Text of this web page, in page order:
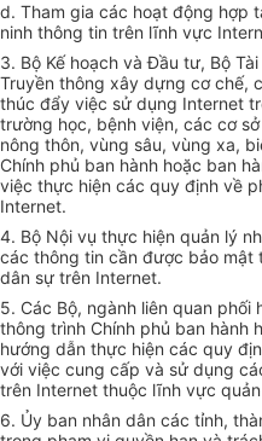
d. Tham gia các hoạt động hợp
ninh thông tin trên lĩnh vực
3. Bộ Kế hoạch và Đầu tư, Bộ
Truyền thông xây dựng cơ chế,
thúc đẩy việc sử dụng Internet
trường học, bệnh viện, các cơ
nông thôn, vùng sâu, vùng xa,
Chính phủ ban hành hoặc ban
việc thực hiện các quy định về
Internet.
4. Bộ Nội vụ thực hiện quản lý
các thông tin cần được bảo mật
dân sự trên Internet.
5. Các Bộ, ngành liên quan phối
thông trình Chính phủ ban hành
hướng dẫn thực hiện các quy
với việc cung cấp và sử dụng
trên Internet thuộc lĩnh vực
6. Ủy ban nhân dân các tỉnh,